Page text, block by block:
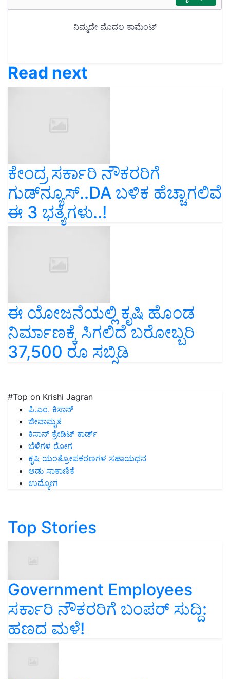
Read next
ಕೇಂದ್ರ ಸರ್ಕಾರಿ ನೌಕರರಿಗೆ
ಗುಡ್‌ನ್ಯೂಸ್‌..DA ಬಳಿಕ ಹೆಚ್ಚಾಗಲಿವೆ
ಈ 3 ಭತ್ಯೆಗಳು..!
ಈ ಯೋಜನೆಯಲ್ಲಿ ಕೃಷಿ ಹೊಂಡ
ನಿರ್ಮಾಣಕ್ಕೆ ಸಿಗಲಿದೆ ಬರೋಬ್ಬರಿ
37,500 ರೂ ಸಬ್ಸಿಡಿ
#Top on Krishi Jagran
ಪಿ.ಎಂ. ಕಿಸಾನ್
ಜೀವಾಮೃತ
ಕಿಸಾನ್ ಕ್ರೇಡಿಟ್ ಕಾರ್ಡ್
ಬೆಳೆಗಳ ರೋಗ
ಕೃಷಿ ಯಂತ್ರೋಪಕರಣಗಳ ಸಹಾಯಧನ
ಆಡು ಸಾಕಾಣಿಕೆ
ಉದ್ಯೋಗ
Top Stories
Government Employees
ಸರ್ಕಾರಿ ನೌಕರರಿಗೆ ಬಂಪರ್‌ ಸುದ್ದಿ:
ಹಣದ ಮಳೆ!